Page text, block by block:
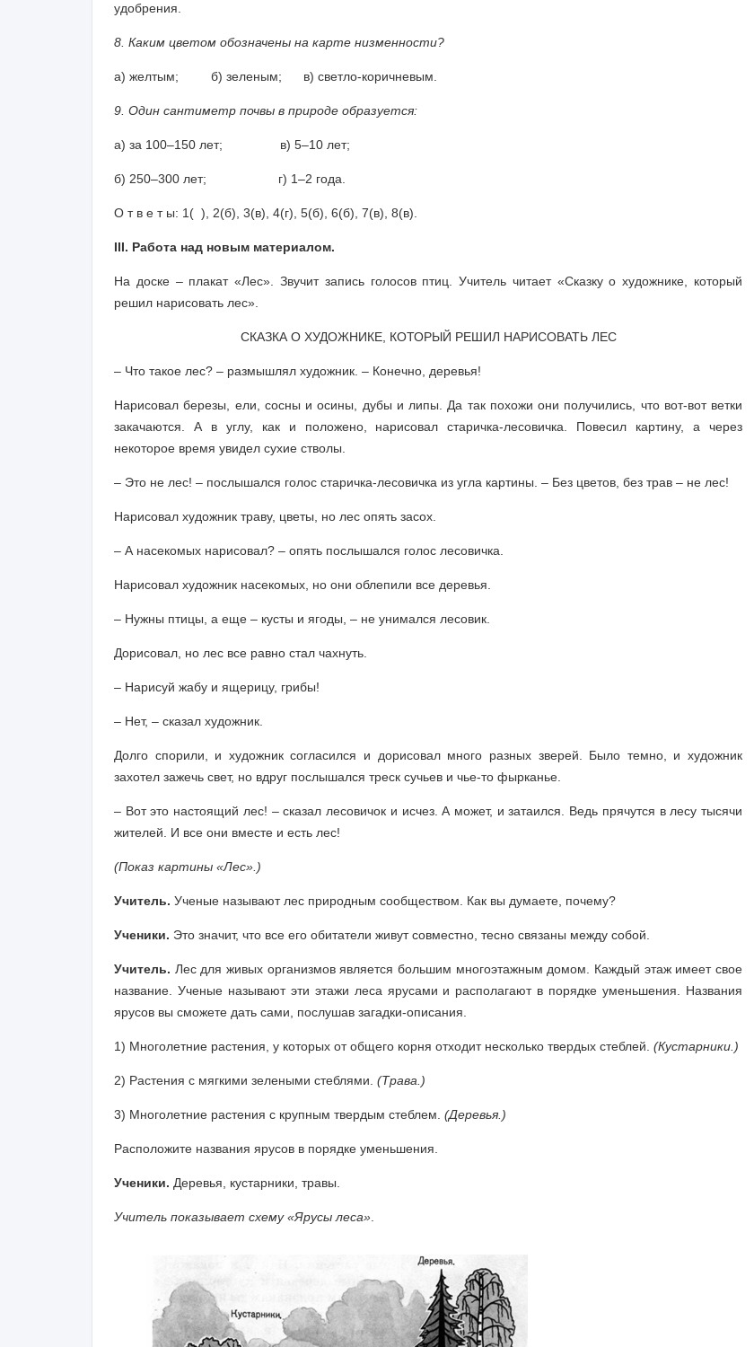
удобрения.
8. Каким цветом обозначены на карте низменности?
а) желтым; б) зеленым; в) светло-коричневым.
9. Один сантиметр почвы в природе образуется:
а) за 100–150 лет; в) 5–10 лет;
б) 250–300 лет; г) 1–2 года.
О т в е т ы: 1( ), 2(б), 3(в), 4(г), 5(б), 6(б), 7(в), 8(в).
III. Работа над новым материалом.
На доске – плакат «Лес». Звучит запись голосов птиц. Учитель читает «Сказку о художнике, который
решил нарисовать лес».
СКАЗКА О ХУДОЖНИКЕ, КОТОРЫЙ РЕШИЛ НАРИСОВАТЬ ЛЕС
– Что такое лес? – размышлял художник. – Конечно, деревья!
Нарисовал березы, ели, сосны и осины, дубы и липы. Да так похожи они получились, что вот-вот ветки
закачаются. А в углу, как и положено, нарисовал старичка-лесовичка. Повесил картину, а через
некоторое время увидел сухие стволы.
– Это не лес! – послышался голос старичка-лесовичка из угла картины. – Без цветов, без трав – не лес!
Нарисовал художник траву, цветы, но лес опять засох.
– А насекомых нарисовал? – опять послышался голос лесовичка.
Нарисовал художник насекомых, но они облепили все деревья.
– Нужны птицы, а еще – кусты и ягоды, – не унимался лесовик.
Дорисовал, но лес все равно стал чахнуть.
– Нарисуй жабу и ящерицу, грибы!
– Нет, – сказал художник.
Долго спорили, и художник согласился и дорисовал много разных зверей. Было темно, и художник
захотел зажечь свет, но вдруг послышался треск сучьев и чье-то фырканье.
– Вот это настоящий лес! – сказал лесовичок и исчез. А может, и затаился. Ведь прячутся в лесу тысячи
жителей. И все они вместе и есть лес!
(Показ картины «Лес».)
Учитель. Ученые называют лес природным сообществом. Как вы думаете, почему?
Ученики. Это значит, что все его обитатели живут совместно, тесно связаны между собой.
Учитель. Лес для живых организмов является большим многоэтажным домом. Каждый этаж имеет свое
название. Ученые называют эти этажи леса ярусами и располагают в порядке уменьшения. Названия
ярусов вы сможете дать сами, послушав загадки-описания.
1) Многолетние растения, у которых от общего корня отходит несколько твердых стеблей. (Кустарники.)
2) Растения с мягкими зелеными стеблями. (Трава.)
3) Многолетние растения с крупным твердым стеблем. (Деревья.)
Расположите названия ярусов в порядке уменьшения.
Ученики. Деревья, кустарники, травы.
Учитель показывает схему «Ярусы леса»